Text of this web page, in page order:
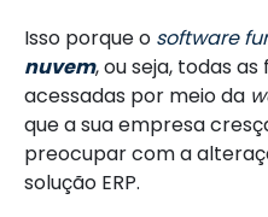
Isso porque o software
nuvem, ou seja, todas
acessadas por meio da
que a sua empresa
preocupar com a
solução ERP.